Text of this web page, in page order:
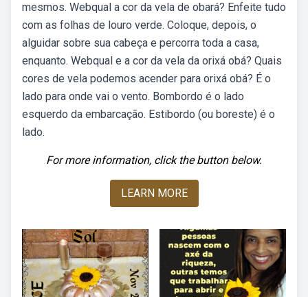
mesmos. Webqual a cor da vela de obará? Enfeite tudo
com as folhas de louro verde. Coloque, depois, o
alguidar sobre sua cabeça e percorra toda a casa,
enquanto. Webqual e a cor da vela da orixá obá? Quais
cores de vela podemos acender para orixá obá? É o
lado para onde vai o vento. Bombordo é o lado
esquerdo da embarcação. Estibordo (ou boreste) é o
lado.
For more information, click the button below.
LEARN MORE